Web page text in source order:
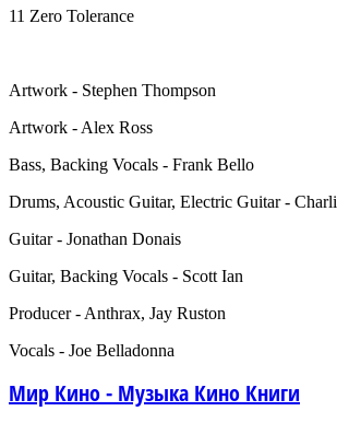
11 Zero Tolerance
Artwork - Stephen Thompson
Artwork - Alex Ross
Bass, Backing Vocals - Frank Bello
Drums, Acoustic Guitar, Electric Guitar -
Guitar - Jonathan Donais
Guitar, Backing Vocals - Scott Ian
Producer - Anthrax, Jay Ruston
Vocals - Joe Belladonna
Мир Кино - Музыка Кино Книги